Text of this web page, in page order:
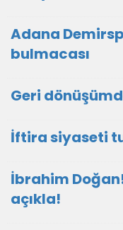
Adana
bulmacası
Geri
İftira siyaseti
İbrahim
açıkla!